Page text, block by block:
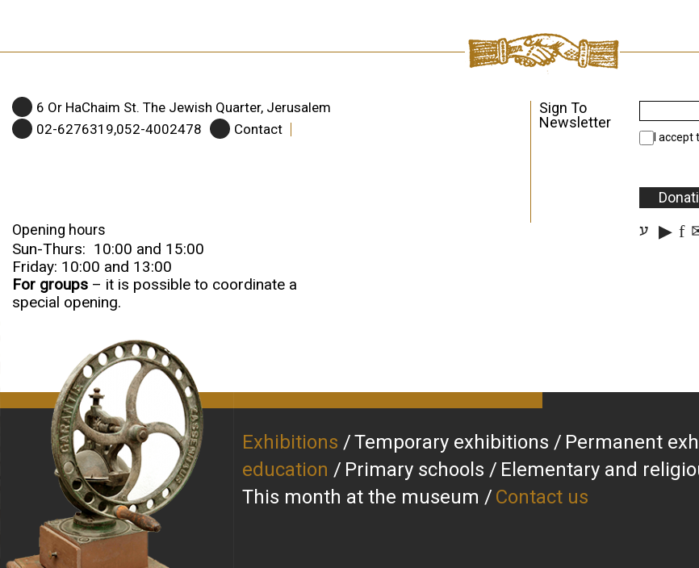
6 Or HaChaim St. The Jewish Quarter, Jerusalem
02-6276319,052-4002478
Contact
Sign To
Newsletter
I accept
ע ▶ f
Opening hours
Sun-Thurs: 10:00 and 15:00
Friday: 10:00 and 13:00
For groups – it is possible to coordinate a
special opening.
Exhibitions Temporary exhibitions Permanent
education
Primary schools
Elementary and
This month at the museum
Contact us